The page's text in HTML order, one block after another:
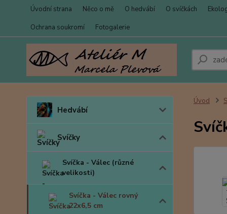
Úvodní strana Něco o mě O hedvábí O svíčkách
Ochrana soukromí
Fotogalerie
Hedvábí
Svíčky
Svíčka - Válec (různé
velikosti)
Svíčka - Válec rovný
22x6,5 cm
Úvod